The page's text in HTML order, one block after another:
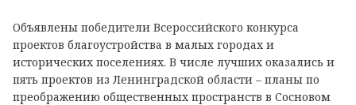
Объявлены победители Всероссийского конкурса
проектов благоустройства в малых городах и
исторических поселениях. В числе лучших оказались и
пять проектов из Ленинградской области – планы по
преображению общественных пространств в Сосновом